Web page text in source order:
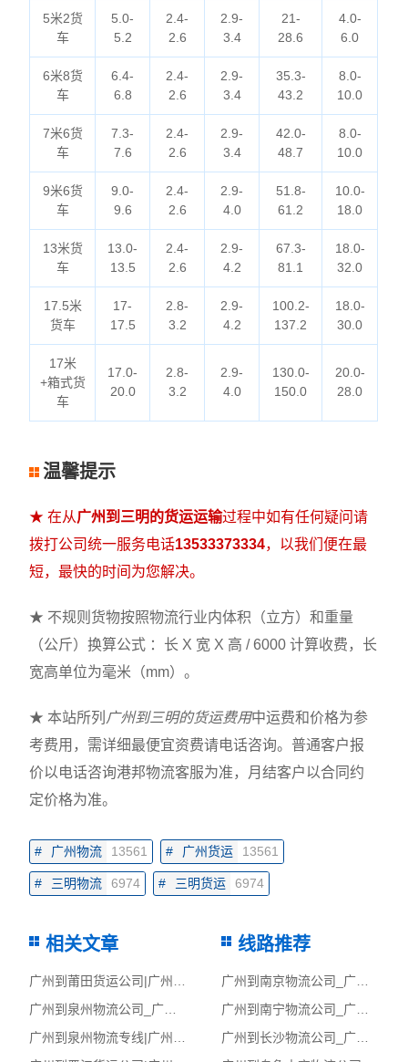
5米2货
车
5.0-
5.2
2.4-
2.6
2.9-
3.4
21-
28.6
4.0-
6.0
6米8货
车
6.4-
6.8
2.4-
2.6
2.9-
3.4
35.3-
43.2
8.0-
10.0
7米6货
车
7.3-
7.6
2.4-
2.6
2.9-
3.4
42.0-
48.7
8.0-
10.0
9米6货
车
9.0-
9.6
2.4-
2.6
2.9-
4.0
51.8-
61.2
10.0-
18.0
13米货
车
13.0-
13.5
2.4-
2.6
2.9-
4.2
67.3-
81.1
18.0-
32.0
17.5米
货车
17-
17.5
2.8-
3.2
2.9-
4.2
100.2-
137.2
18.0-
30.0
17米
+箱式货
车
17.0-
20.0
2.8-
3.2
2.9-
4.0
130.0-
150.0
20.0-
28.0
温馨提示
★ 在从广州到三明的货运运输过程中如有任何疑问请
拨打公司统一服务电话13533373334，以我们便在最
短，最快的时间为您解决。
★ 不规则货物按照物流行业内体积（立方）和重量
（公斤）换算公式 ：长 X 宽 X 高 / 6000 计算收费，长
宽高单位为毫米（mm）。
★ 本站所列 广州到三明的货运费用中运费和价格为参
考费用，需详细最便宜资费请电话咨询。普通客户报
价以电话咨询港邦物流客服为准，月结客户以合同约
定价格为准。
# 广州物流 13561 # 广州货运 13561
# 三明物流 6974 # 三明货运 6974
相关文章 线路推荐